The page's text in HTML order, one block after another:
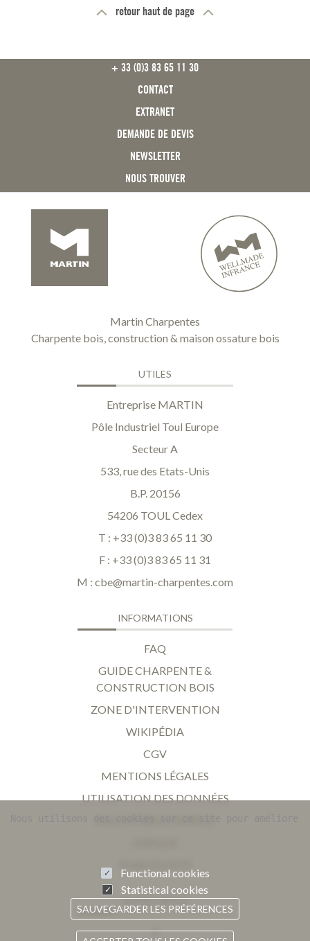
retour haut de page
+ 33 (0)3 83 65 11 30
CONTACT
EXTRANET
DEMANDE DE DEVIS
NEWSLETTER
NOUS TROUVER
Martin Charpentes
Charpente bois, construction & maison ossature bois
UTILES
Entreprise MARTIN
Pôle Industriel Toul Europe
Secteur A
533, rue des Etats-Unis
B.P. 20156
54206 TOUL Cedex
T : +33 (0)3 83 65 11 30
F : +33 (0)3 83 65 11 31
M : cbe@martin-charpentes.com
INFORMATIONS
FAQ
GUIDE CHARPENTE &
CONSTRUCTION BOIS
ZONE D'INTERVENTION
WIKIPÉDIA
CGV
MENTIONS LÉGALES
UTILISATION DES DONNÉES
SUIVEZ-NOUS
Facebook
Functional cookies
Statistical cookies
SAUVEGARDER LES PRÉFÉRENCES